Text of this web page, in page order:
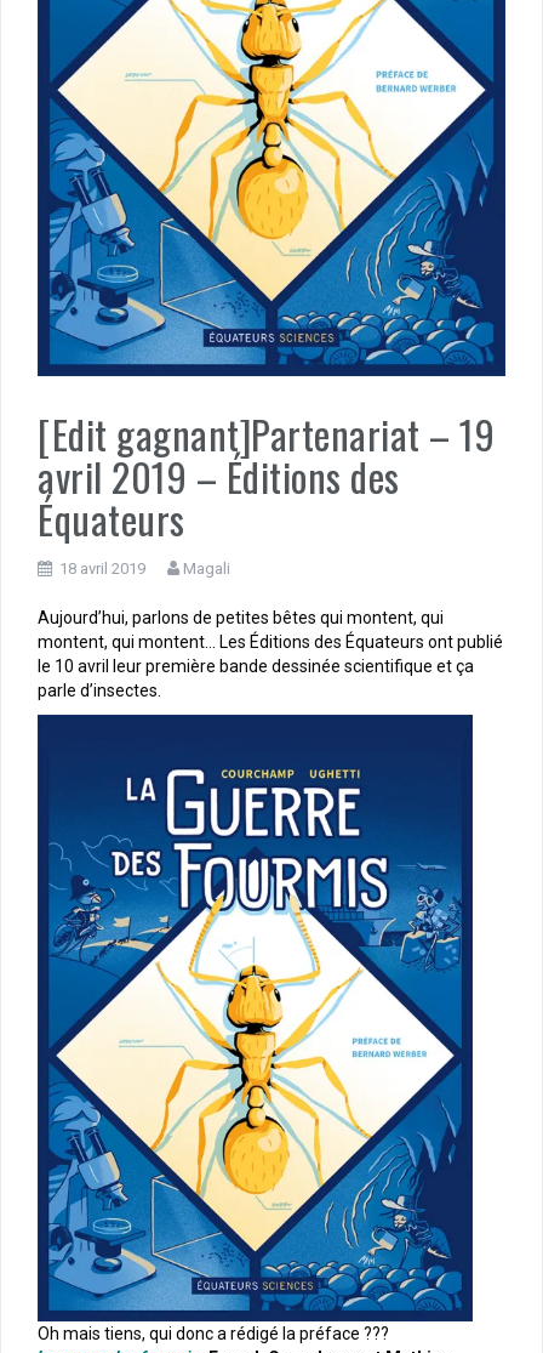
[Edit gagnant]Partenariat – 19
avril 2019 – Éditions des
Équateurs
18 avril 2019 Magali
Aujourd’hui, parlons de petites bêtes qui montent, qui
montent, qui montent… Les Éditions des Équateurs ont publié
le 10 avril leur première bande dessinée scientifique et ça
parle d’insectes.
Oh mais tiens, qui donc a rédigé la préface ???